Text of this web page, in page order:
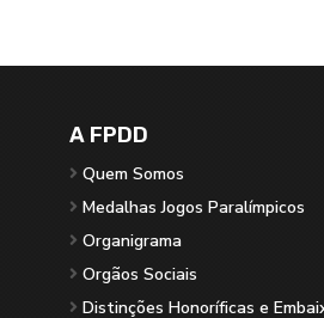
A FPDD
Quem Somos
Medalhas Jogos Paralímpicos
Organigrama
Orgãos Sociais
Distinções Honoríficas e